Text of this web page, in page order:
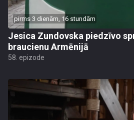
pirms 3 dienām, 16 stundām
Jesica Zundovska piedzīvo
braucienu Armēnijā
58. epizode